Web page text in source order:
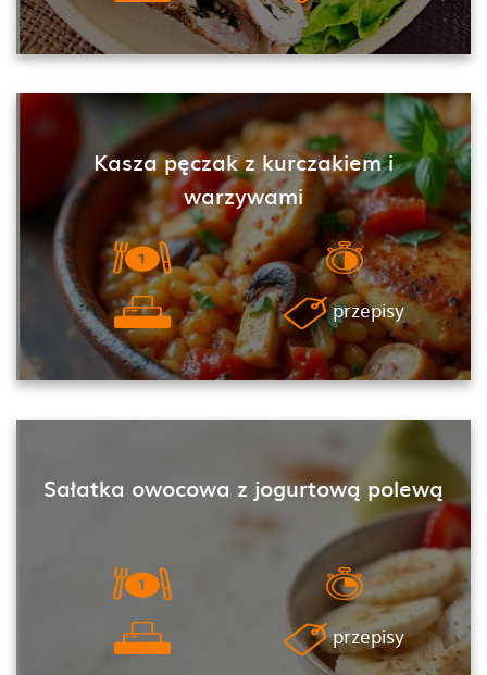
Kasza pęczak z kurczakiem i
warzywami
przepisy
Sałatka owocowa z jogurtową polewą
przepisy